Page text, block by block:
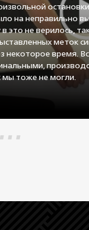
на неправильно
это не верилось,
меток
некоторое время.
мы тоже не могли.